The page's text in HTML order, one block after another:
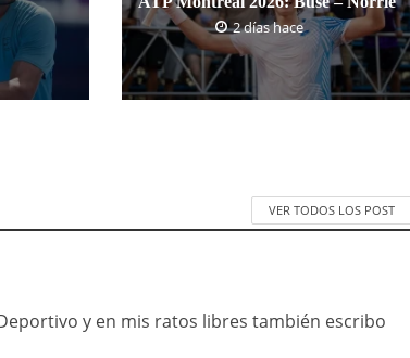
2 días hace
VER TODOS LOS POST
y en mis ratos libres también escribo